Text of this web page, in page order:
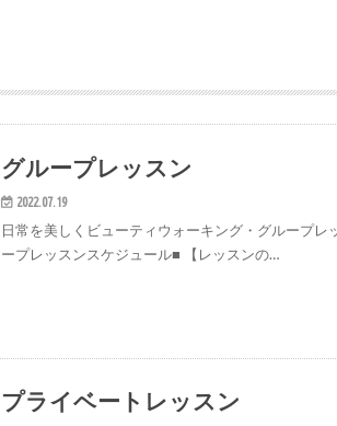
グループレッスン
2022.07.19
日常を美しくビューティウォーキング・グループ
ープレッスンスケジュール■ 【レッスンの…
プライベートレッスン